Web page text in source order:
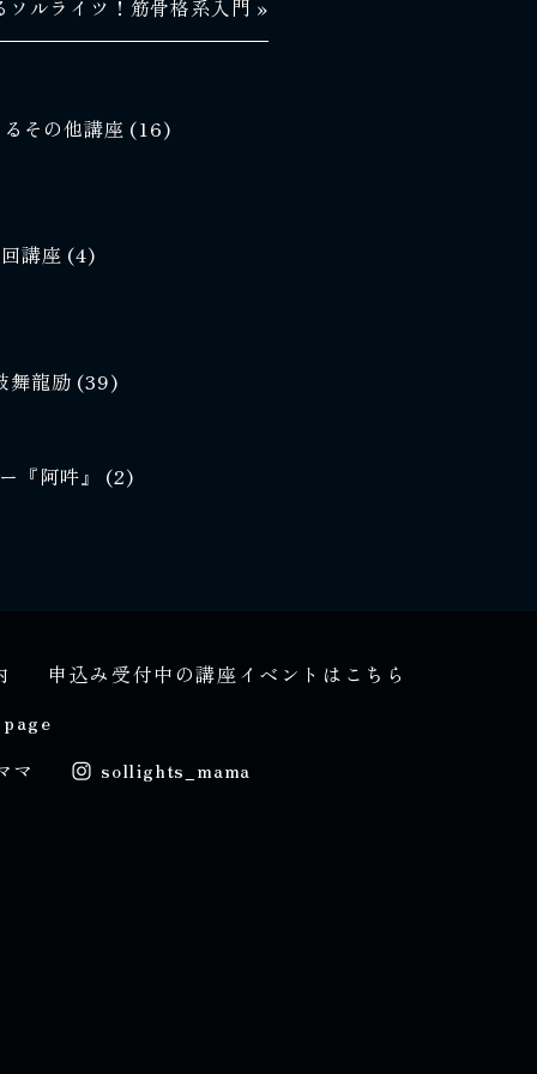
ルライツ！筋骨格系入門 »
その他講座 (16)
講座 (4)
舞龍励 (39)
『阿吽』 (2)
申込み受付中の講座イベントはこちら
マ
sollights_mama